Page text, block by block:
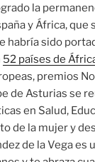
la
y África, que
habría sido
52 países de
premios
de Asturias se
en Salud,
de la mujer y
de la Vega es